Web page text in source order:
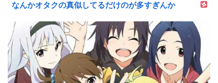
なんかオタクの真似してるだけのが多すぎんか